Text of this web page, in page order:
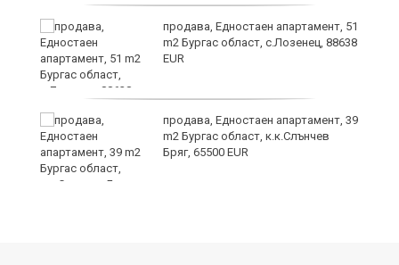
продава, Едностаен апартамент, 51
m2 Бургас област, с.Лозенец, 88638
EUR
продава, Едностаен апартамент, 39
m2 Бургас област, к.к.Слънчев
Бряг, 65500 EUR